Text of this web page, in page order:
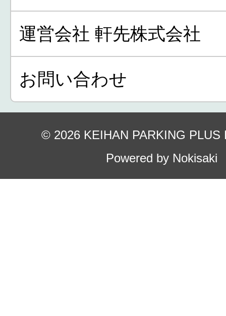
運営会社 軒先株式会社
お問い合わせ
© 2026 KEIHAN PARKING PLUS
Powered by Nokisaki